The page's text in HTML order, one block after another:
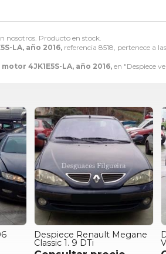
nosotros. Producto en stock.
LA, año 2016, referencia 8518, pertenece a
4JK1E5S-LA, año 2016, en "Despiece
Despiece Renault Megane
Classic 1. 9 DTi